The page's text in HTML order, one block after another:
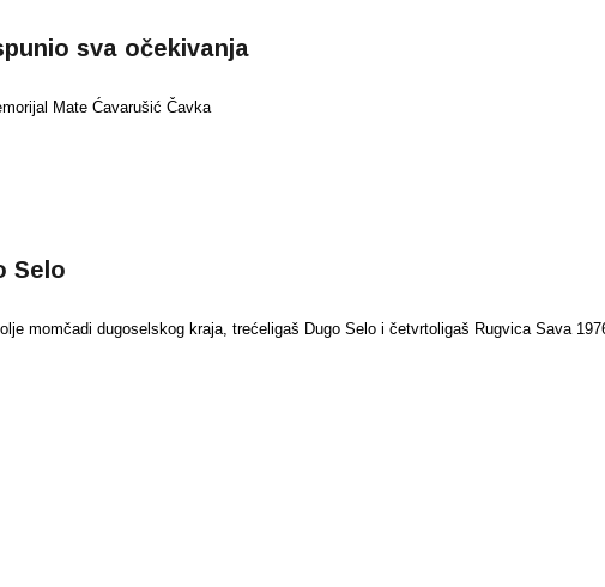
sva očekivanja
Mate Ćavarušić Čavka
Selo
momčadi dugoselskog kraja, trećeligaš Dugo Selo i četvrtoligaš Rugvica Sava